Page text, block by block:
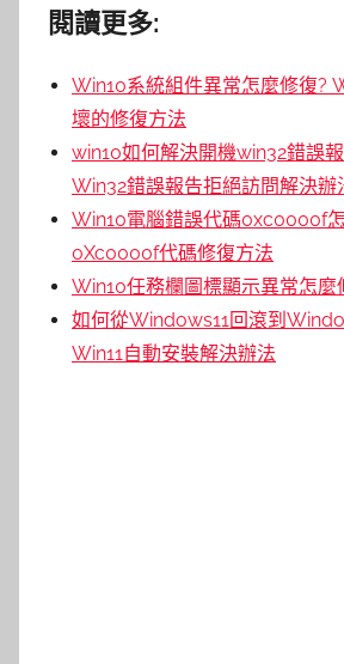
閱讀更多:
Win10系統組件異常怎麼修復?
壞的修復方法
win10如何解決開機win32錯誤
Win32錯誤報告拒絕訪問解決辦
Win10電腦錯誤代碼0xc0000f
0Xc0000f代碼修復方法
Win10任務欄圖標顯示異常怎麼
如何從Windows11回滾到
Win11自動安裝解決辦法